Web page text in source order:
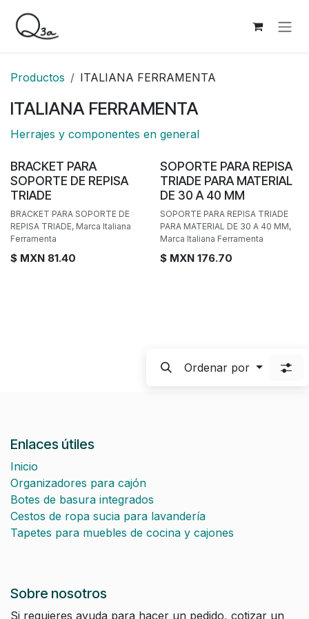
Productos ITALIANA FERRAMENTA
ITALIANA FERRAMENTA
Herrajes y componentes en general
BRACKET PARA
SOPORTE DE REPISA
TRIADE
BRACKET PARA SOPORTE DE
REPISA TRIADE, Marca Italiana
Ferramenta
$ MXN 81.40
SOPORTE PARA REPISA
TRIADE PARA MATERIAL
DE 30 A 40 MM
SOPORTE PARA REPISA TRIADE
PARA MATERIAL DE 30 A 40 MM,
Marca Italiana Ferramenta
$ MXN 176.70
Ordenar por
Enlaces útiles
Inicio
Organizadores para cajón
Botes de basura integrados
Cestos de ropa sucia para lavandería
Tapetes para muebles de cocina y cajones
Sobre nosotros
Si requieres ayuda para hacer un pedido, cotizar un